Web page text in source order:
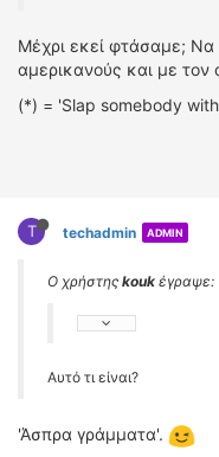
Μέχρι εκεί φτάσαμε; Να
αμερικανούς και με τον
(*) = 'Slap somebody
T techadmin ADMIN
Ο χρήστης kouk έγραψε:
Αυτό τι είναι?
'Άσπρα γράμματα'.